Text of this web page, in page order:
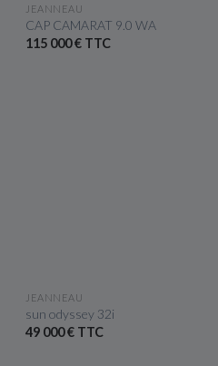
VOIR LE BATEAU
JEANNEAU
CAP CAMARAT 9.0 WA
115 000 € TTC
VOIR LE BATEAU
JEANNEAU
sun odyssey 32i
49 000 € TTC